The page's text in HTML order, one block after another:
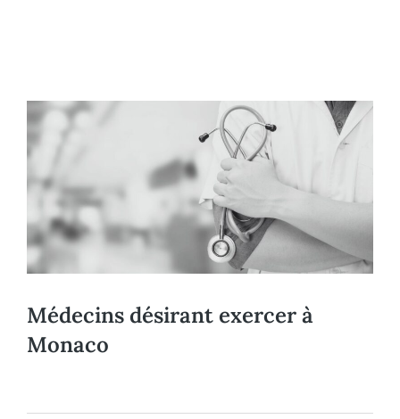
Médecins désirant exercer à
Monaco